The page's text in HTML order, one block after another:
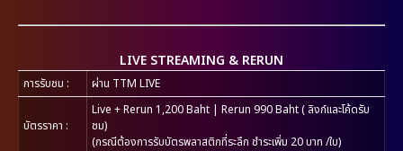
LIVE STREAMING & RERUN
การรับชม : ผ่าน TTM LIVE
บัตรราคา :
Live + Rerun 1,200 Baht | Rerun 990 Baht ( ลิงก์และโค้ดรับ
ชม)
(กรณีต้องการรับบัตรพลาสติกที่ระลึก ชำระเพิ่ม 20 บาท /ใบ)